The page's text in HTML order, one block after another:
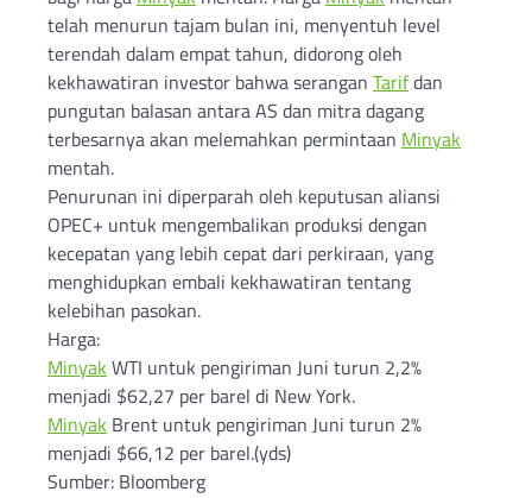
telah menurun tajam bulan ini, menyentuh level
terendah dalam empat tahun, didorong oleh
kekhawatiran investor bahwa serangan Tarifdan
pungutan balasan antara AS dan mitra dagang
terbesarnya akan melemahkan permintaan Minyak
mentah.
Penurunan ini diperparah oleh keputusan aliansi
OPEC+ untuk mengembalikan produksi dengan
kecepatan yang lebih cepat dari perkiraan, yang
menghidupkan embali kekhawatiran tentang
kelebihan pasokan.
Harga:
Minyak WTI untuk pengiriman Juni turun 2,2%
menjadi $62,27 per barel di New York.
Minyak Brent untuk pengiriman Juni turun 2%
menjadi $66,12 per barel.(yds)
Sumber: Bloomberg